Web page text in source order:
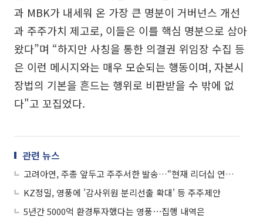
과 MBK가 내세워 온 가장 큰 명분이 거버넌스 개선
과 주주가치 제고로, 이들은 이를 핵심 명분으로 삼아
왔다”며 “하지만 사칭을 통한 의결권 위임장 수집 등
은 이런 메시지와는 매우 모순되는 행동이며, 자본시
장법의 기본을 흔드는 행위로 비판받을 수 밖에 없
다"고 꼬집었다.
관련 뉴스
고려아연, 주총 앞두고 주주서한 발송…“현재 리더십 연속성 필요”
KZ정밀, 영풍에 '감사위원 분리선출 확대' 등 주주제안
5년간 5000억 환경투자했다는 영풍⋯집행 내역은